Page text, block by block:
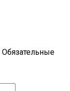
Обязательные